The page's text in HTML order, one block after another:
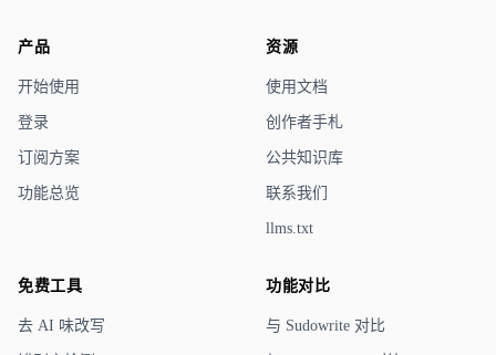
产品
开始使用
登录
订阅方案
功能总览
资源
使用文档
创作者手札
公共知识库
联系我们
llms.txt
免费工具
去 AI 味改写
功能对比
与 Sudowrite 对比